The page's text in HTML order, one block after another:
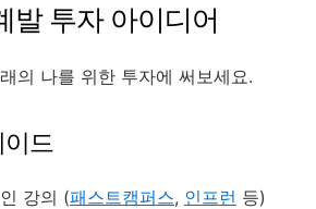
발 투자 아이디어
의 나를 위한 투자에 써보세요.
드
강의 (패스트캠퍼스, 인프런 등)